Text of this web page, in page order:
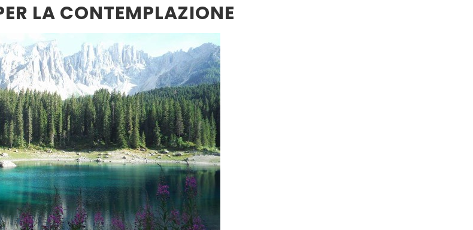
LA CONTEMPLAZIONE